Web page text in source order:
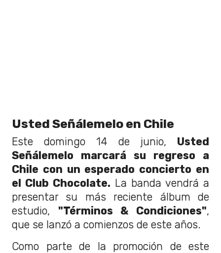
Usted Señálemelo en Chile
Este domingo 14 de junio, Usted
Señálemelo marcará su regreso a
Chile con un esperado concierto en
el Club Chocolate. La banda vendrá a
presentar su más reciente álbum de
estudio, "Términos & Condiciones",
que se lanzó a comienzos de este años.
Como parte de la promoción de este